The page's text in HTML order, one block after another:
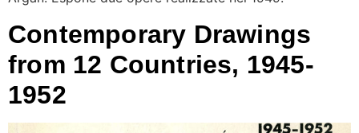
Contemporary Drawings
from 12 Countries, 1945-
1952